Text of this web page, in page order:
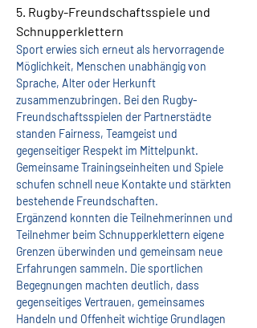
5. Rugby-Freundschaftsspiele und
Schnupperklettern
Sport erwies sich erneut als hervorragende
Möglichkeit, Menschen unabhängig von
Sprache, Alter oder Herkunft
zusammenzubringen. Bei den Rugby-
Freundschaftsspielen der Partnerstädte
standen Fairness, Teamgeist und
gegenseitiger Respekt im Mittelpunkt.
Gemeinsame Trainingseinheiten und Spiele
schufen schnell neue Kontakte und stärkten
bestehende Freundschaften.
Ergänzend konnten die Teilnehmerinnen und
Teilnehmer beim Schnupperklettern eigene
Grenzen überwinden und gemeinsam neue
Erfahrungen sammeln. Die sportlichen
Begegnungen machten deutlich, dass
gegenseitiges Vertrauen, gemeinsames
Handeln und Offenheit wichtige Grundlagen